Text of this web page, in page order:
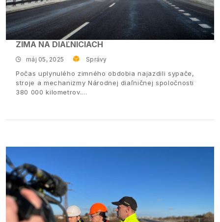
ZIMA NA DIAĽNICIACH
máj 05, 2025 Správy
Počas uplynulého zimného obdobia najazdili sypače,
stroje a mechanizmy Národnej diaľničnej spoločnosti
380 000 kilometrov.